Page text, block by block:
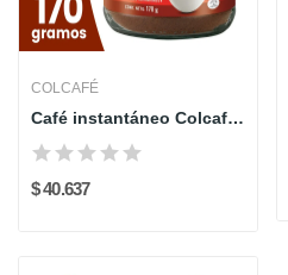
COLCAFÉ
Café instantáneo Colcafé 170gr
$ 40.637